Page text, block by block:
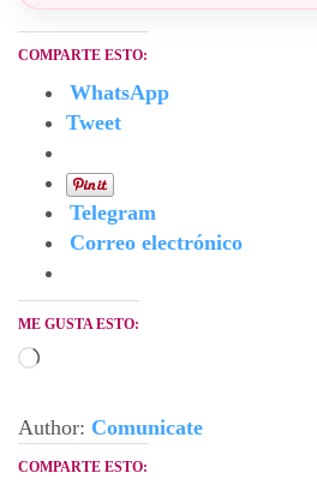
COMPARTE ESTO:
WhatsApp
Tweet
Telegram
Correo electrónico
ME GUSTA ESTO:
Cargando...
Author: Comunicate
COMPARTE ESTO: